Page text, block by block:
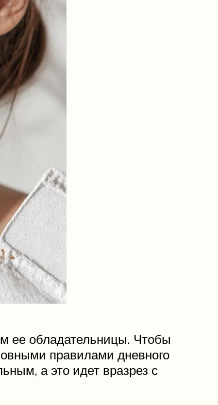
ее обладательницы. Чтобы
правилами дневного
а это идет вразрез с